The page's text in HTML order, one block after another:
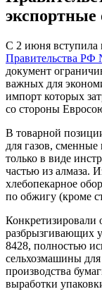
экспортные
С 2 июня вступила
Правительства РФ
документ
важных для
импорт которых
со стороны
В товарной
для газов, сменные
только в виде
частью из алмаза.
хлебопекарное
по обжигу (кроме
Конкретизировали
разбрызгивающих
8428, полностью
сельхозмашины
производства
выработки